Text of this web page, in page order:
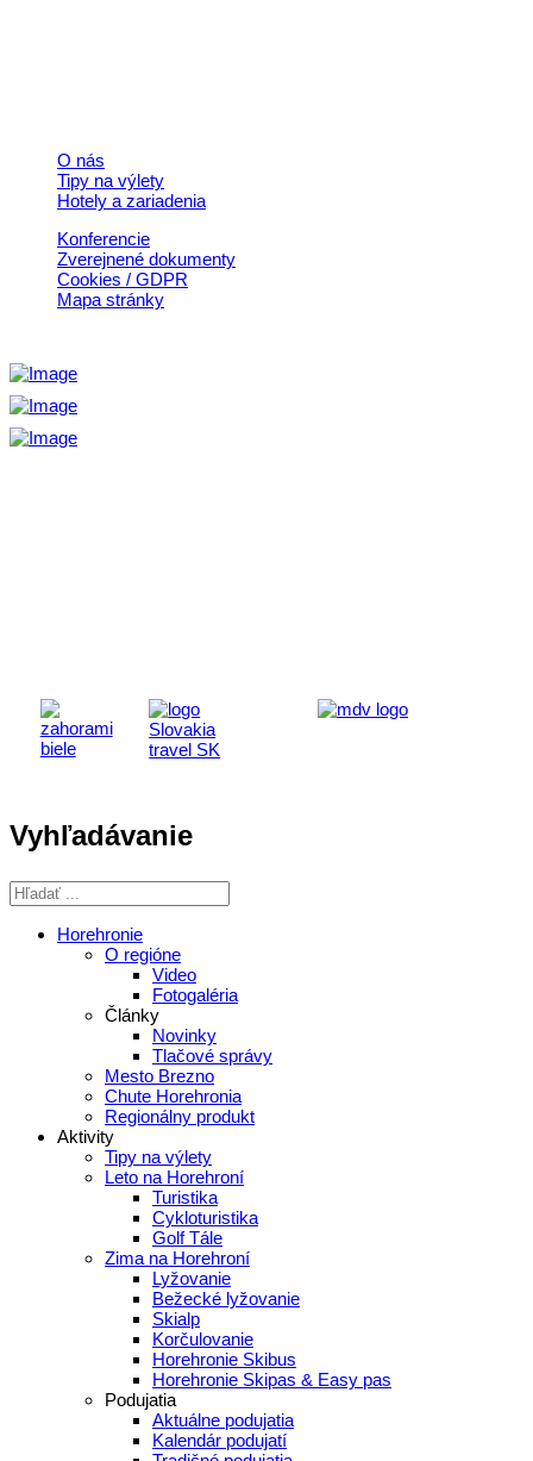
O nás
Tipy na výlety
Hotely a zariadenia
Konferencie
Zverejnené dokumenty
Cookies / GDPR
Mapa stránky
Vyhľadávanie
Horehronie
O regióne
Video
Fotogaléria
Články
Novinky
Tlačové správy
Mesto Brezno
Chute Horehronia
Regionálny produkt
Aktivity
Tipy na výlety
Leto na Horehroní
Turistika
Cykloturistika
Golf Tále
Zima na Horehroní
Lyžovanie
Bežecké lyžovanie
Skialp
Korčulovanie
Horehronie Skibus
Horehronie Skipas & Easy pas
Podujatia
Aktuálne podujatia
Kalendár podujatí